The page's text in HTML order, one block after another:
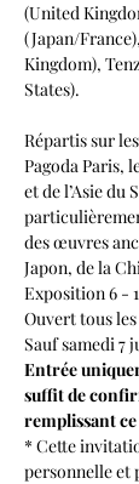
(United
(Japan/
Kingdom),
States).
Répartis sur
Pagoda Paris,
et de l’Asie du
des œuvres
Japon, de la
Exposition 6 -
Ouvert tous les
Sauf samedi 7
Entrée
suffit de
remplissant
* Cette
personnelle et